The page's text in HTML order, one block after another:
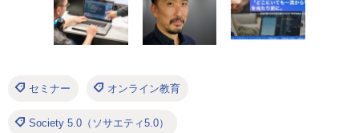
セミナー オンライン教育
Society 5.0（ソサエティ5.0）